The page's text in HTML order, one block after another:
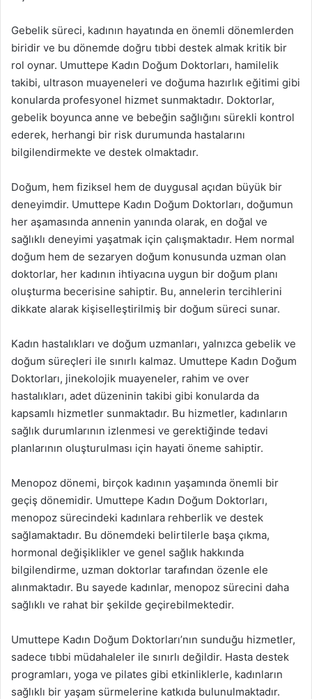
Gebelik süreci, kadının hayatında en önemli dönemlerden
biridir ve bu dönemde doğru tıbbi destek almak kritik bir
rol oynar. Umuttepe Kadın Doğum Doktorları, hamilelik
takibi, ultrason muayeneleri ve doğuma hazırlık eğitimi gibi
konularda profesyonel hizmet sunmaktadır. Doktorlar,
gebelik boyunca anne ve bebeğin sağlığını sürekli kontrol
ederek, herhangi bir risk durumunda hastalarını
bilgilendirmekte ve destek olmaktadır.
Doğum, hem fiziksel hem de duygusal açıdan büyük bir
deneyimdir. Umuttepe Kadın Doğum Doktorları, doğumun
her aşamasında annenin yanında olarak, en doğal ve
sağlıklı deneyimi yaşatmak için çalışmaktadır. Hem normal
doğum hem de sezaryen doğum konusunda uzman olan
doktorlar, her kadının ihtiyacına uygun bir doğum planı
oluşturma becerisine sahiptir. Bu, annelerin tercihlerini
dikkate alarak kişiselleştirilmiş bir doğum süreci sunar.
Kadın hastalıkları ve doğum uzmanları, yalnızca gebelik ve
doğum süreçleri ile sınırlı kalmaz. Umuttepe Kadın Doğum
Doktorları, jinekolojik muayeneler, rahim ve over
hastalıkları, adet düzeninin takibi gibi konularda da
kapsamlı hizmetler sunmaktadır. Bu hizmetler, kadınların
sağlık durumlarının izlenmesi ve gerektiğinde tedavi
planlarının oluşturulması için hayati öneme sahiptir.
Menopoz dönemi, birçok kadının yaşamında önemli bir
geçiş dönemidir. Umuttepe Kadın Doğum Doktorları,
menopoz sürecindeki kadınlara rehberlik ve destek
sağlamaktadır. Bu dönemdeki belirtilerle başa çıkma,
hormonal değişiklikler ve genel sağlık hakkında
bilgilendirme, uzman doktorlar tarafından özenle ele
alınmaktadır. Bu sayede kadınlar, menopoz sürecini daha
sağlıklı ve rahat bir şekilde geçirebilmektedir.
Umuttepe Kadın Doğum Doktorları’nın sunduğu hizmetler,
sadece tıbbi müdahaleler ile sınırlı değildir. Hasta destek
programları, yoga ve pilates gibi etkinliklerle, kadınların
sağlıklı bir yaşam sürmelerine katkıda bulunulmaktadır.